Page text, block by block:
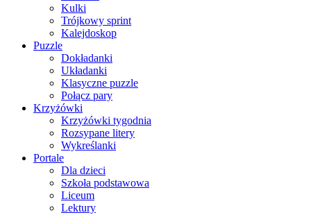
Kulki
Trójkowy sprint
Kalejdoskop
Puzzle
Dokładanki
Układanki
Klasyczne puzzle
Połącz pary
Krzyżówki
Krzyżówki tygodnia
Rozsypane litery
Wykreślanki
Portale
Dla dzieci
Szkoła podstawowa
Liceum
Lektury